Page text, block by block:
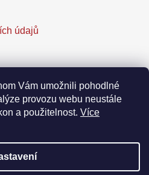
Vám umožnili pohodlné
provozu webu neustále
a použitelnost. Více
údajů